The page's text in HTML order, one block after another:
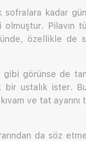
kadar
Pilavın
özellikle de
gibi görünse de
bir ustalık ister.
ve tat
da söz